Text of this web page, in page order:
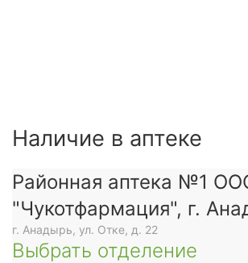
Наличие в аптеке
Районная аптека №1
"Чукотфармация", г.
г. Анадырь, ул. Отке, д. 22
Выбрать отделение